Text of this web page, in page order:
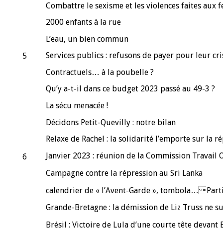
5
Combattre le sexisme et les violences faites aux
2000 enfants à la rue
L’eau, un bien commun
Services publics : refusons de payer pour leur
Contractuels… à la poubelle ?
Qu’y a-t-il dans ce budget 2023 passé au 49-3 ?
La sécu menacée !
6
Décidons Petit-Quevilly : notre bilan
Relaxe de Rachel : la solidarité l’emporte sur la
Janvier 2023 : réunion de la Commission Travail
Campagne contre la répression au Sri Lanka
calendrier de « l’Avent-Garde »,
Grande-Bretagne : la démission de Liz Truss ne
Brésil : Victoire de Lula d’une courte tête devant